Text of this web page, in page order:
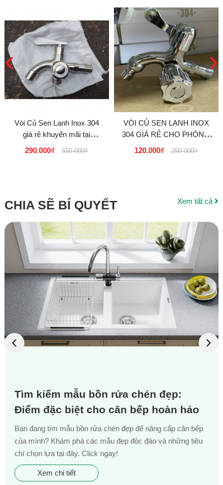
Vòi Củ Sen Lạnh Inox 304
giá rẻ khuyến mãi tại
Tp.hcm. Bảo hành 5 Năm
290.000₫ 550.000₫
VÒI CỦ SEN LẠNH INOX
304 GIÁ RẺ CHO PHÒNG
TRỌ TẠI TPHCM 120K
120.000₫ 250.000₫
‹ ›
CHIA SẼ BÍ QUYẾT Xem tất cả
Tìm kiếm mẫu bồn rửa chén đẹp:
Điểm đặc biệt cho căn bếp hoàn hảo
Bạn đang tìm mẫu bồn rửa chén đẹp để nâng cấp căn bếp
của mình? Khám phá các mẫu đẹp độc đáo và những tiêu
chí chọn lựa tại đây. Click ngay!
Xem chi tiết
‹ ›